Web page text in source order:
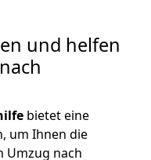
und helfen
bietet eine
um Ihnen die
Umzug nach